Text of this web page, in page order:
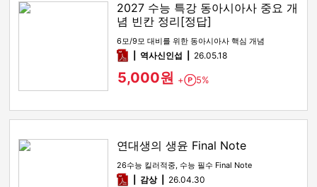
2027 수능 특강 동아시아사 중요 개
념 빈칸 정리[정답]
6모/9모 대비를 위한 동아시아사 핵심 개념
pdf역사신인섭 26.05.18
5,000원 + Point
5%
연대생의 생윤 Final Note
26수능 킬러적중, 수능 필수 Final Note
pdf감상​ 26.04.30